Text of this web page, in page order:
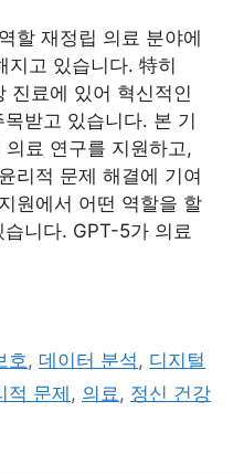
할 재정립 의료 분야에
지고 있습니다. 特히
진료에 있어 혁신적인
받고 있습니다. 본 기
료 연구를 지원하고,
리적 문제 해결에 기여
원에서 어떤 역할을 할
니다. GPT-5가 의료
호,데이터 분석, 디지털
적 문제, 의료, 정신 건강